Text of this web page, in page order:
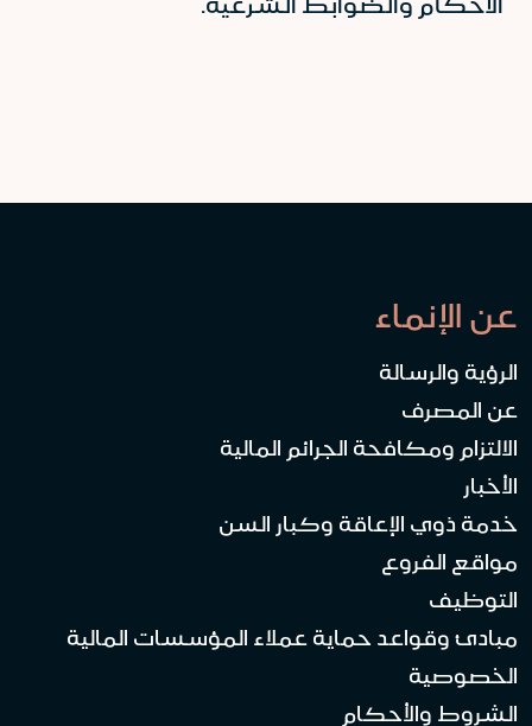
الأحكام والضوابط الشرعية.
عن الإنماء
الرؤية والرسالة
عن المصرف
الالتزام ومكافحة الجرائم المالية
الأخبار
خدمة ذوي الإعاقة وكبار السن
مواقع الفروع
التوظيف
مبادئ وقواعد حماية عملاء المؤسسات المالية
الخصوصية
الشروط والأحكام